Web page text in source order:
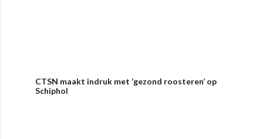
CTSN maakt indruk met ‘gezond roosteren’ op
Schiphol